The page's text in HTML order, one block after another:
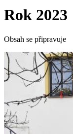
Rok 2023
Obsah se připravuje